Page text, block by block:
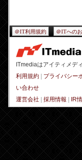
＠IT利用規約 ＠ITへの
ITmediaはアイティメデ
利用規約
プライバシー
い合わせ
運営会社
採用情報 IR